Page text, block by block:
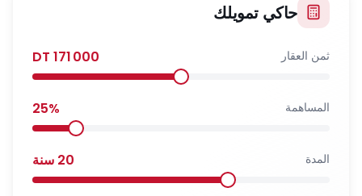
حاكي تمويلك
ثمن العقار 171 000
المساهمة 25%
المدة 20 سنة